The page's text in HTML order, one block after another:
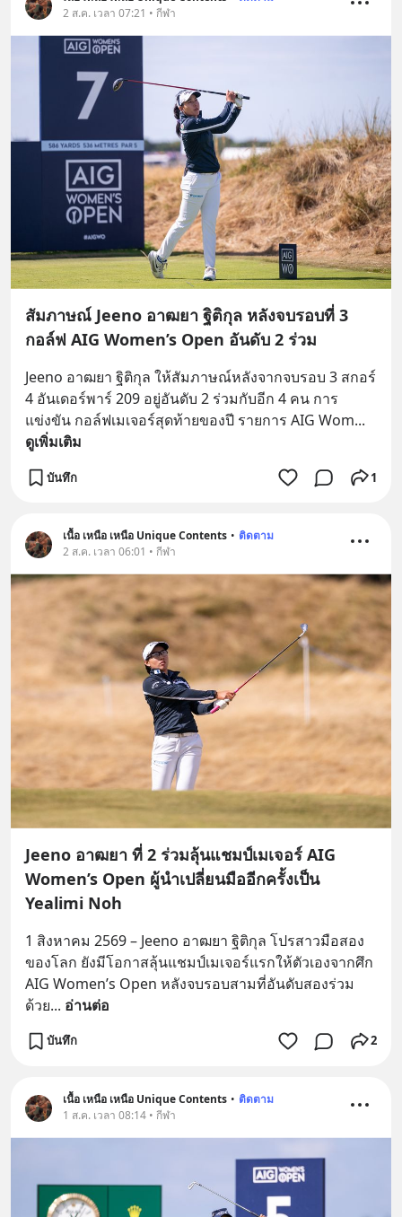
2 ส.ค. เวลา 07:21 • กีฬา
สัมภาษณ์ Jeeno อาฒยา ฐิติกุล หลังจบรอบที่ 3
กอล์ฟ AIG Women’s Open อันดับ 2 ร่วม
Jeeno อาฒยา ฐิติกุล ให้สัมภาษณ์หลังจากจบรอบ 3 สกอร์
4 อันเดอร์พาร์ 209 อยู่อันดับ 2 ร่วมกับอีก 4 คน การ
แข่งขัน กอล์ฟเมเจอร์สุดท้ายของปี รายการ AIG Wom...
ดูเพิ่มเติม
บันทึก 1
เนื้อ เหนือ เหนือ Unique Contents • ติดตาม
2 ส.ค. เวลา 06:01 • กีฬา
Jeeno อาฒยา ที่ 2 ร่วมลุ้นแชมป์เมเจอร์ AIG
Women’s Open ผู้นำเปลี่ยนมืออีกครั้งเป็น
Yealimi Noh
1 สิงหาคม 2569 – Jeeno อาฒยา ฐิติกุล โปรสาวมือสอง
ของโลก ยังมีโอกาสลุ้นแชมป์เมเจอร์แรกให้ตัวเองจากศึก
AIG Women’s Open หลังจบรอบสามที่อันดับสองร่วม
ด้วย... อ่านต่อ
บันทึก 2
เนื้อ เหนือ เหนือ Unique Contents • ติดตาม
1 ส.ค. เวลา 08:14 • กีฬา